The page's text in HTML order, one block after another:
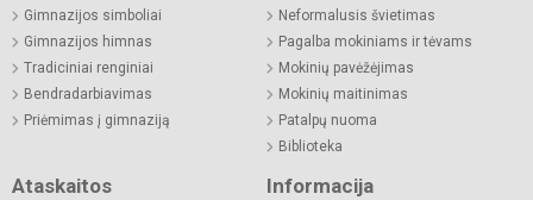
Gimnazijos simboliai
Gimnazijos himnas
Tradiciniai renginiai
Bendradarbiavimas
Priėmimas į gimnaziją
Neformalusis švietimas
Pagalba mokiniams ir tėvams
Mokinių pavėžėjimas
Mokinių maitinimas
Patalpų nuoma
Biblioteka
Ataskaitos Informacija